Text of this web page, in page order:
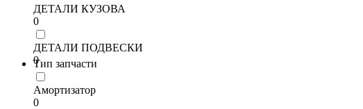
ДЕТАЛИ КУЗОВА
0
ДЕТАЛИ ПОДВЕСКИ
0
Тип запчасти
Амортизатор
0